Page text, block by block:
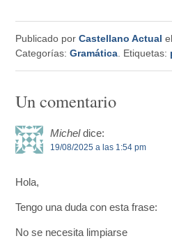
Publicado porCastellano Actual
Categorías:Gramática . Etiquetas:
Un comentario
Michel dice:
19/08/2025 a las 1:54 pm
Hola,
Tengo una duda con esta frase:
No se necesita limpiarse